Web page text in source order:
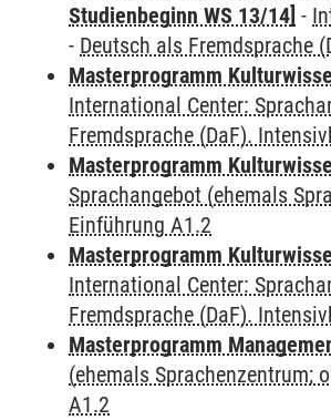
Studienbeginn WS 13/14] -
- Deutsch als Fremdsprache
Masterprogramm
International Center:
Fremdsprache (DaF).
Masterprogramm
Sprachangebot (ehemals
Einführung A1.2
Masterprogramm
International Center:
Fremdsprache (DaF).
Masterprogramm
(ehemals Sprachenzentrum;
A1.2